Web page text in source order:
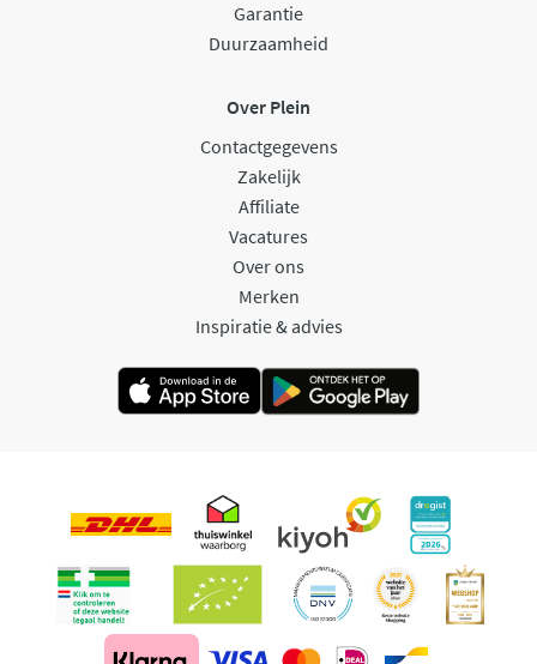
Garantie
Duurzaamheid
Over Plein
Contactgegevens
Zakelijk
Affiliate
Vacatures
Over ons
Merken
Inspiratie & advies